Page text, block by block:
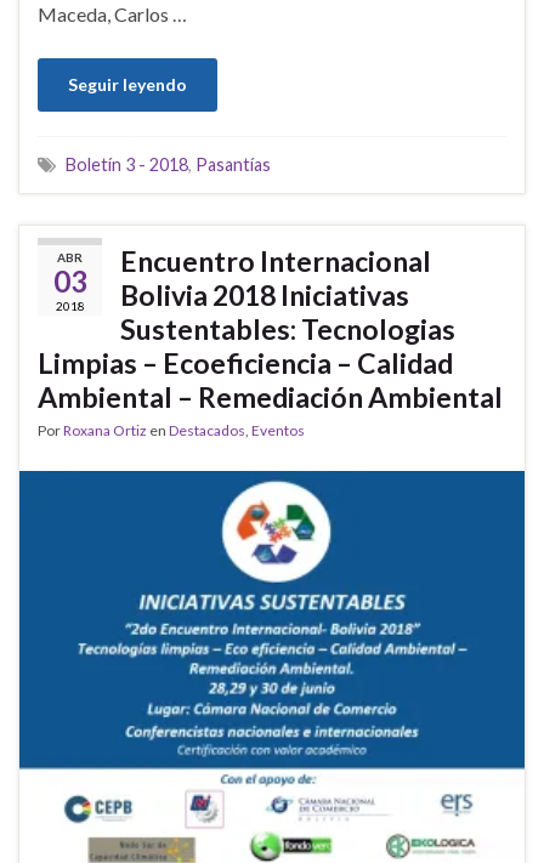
Maceda, Carlos …
Seguir leyendo
Boletín 3 - 2018, Pasantías
ABR
03
2018
Encuentro Internacional
Bolivia 2018 Iniciativas
Sustentables: Tecnologias
Limpias – Ecoeficiencia – Calidad
Ambiental – Remediación Ambiental
PorRoxana Ortiz en Destacados, Eventos